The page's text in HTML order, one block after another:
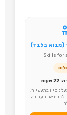
(מבוא בלבד)
Skills for
ניסיון בתעשייה,
ולקדם את העבודה